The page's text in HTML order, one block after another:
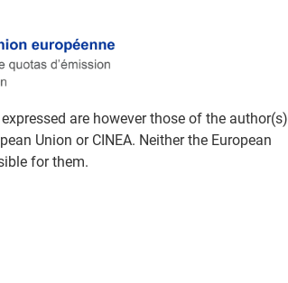
are however those of the author(s)
Union or CINEA. Neither the European
for them.